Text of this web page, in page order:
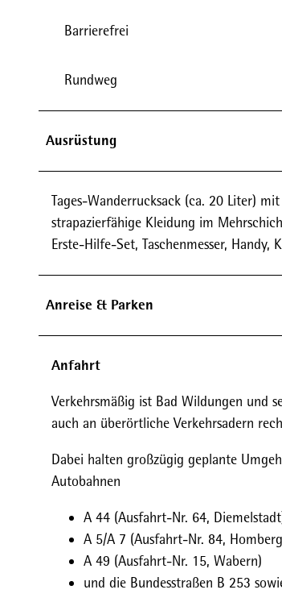
Barrierefrei
Rundweg
Ausrüstung
Tages-Wanderrucksack (ca. 20 Liter)
strapazierfähige Kleidung im
Erste-Hilfe-Set, Taschenmesser, Handy,
Anreise & Parken
Anfahrt
Verkehrsmäßig ist Bad Wildungen und
auch an überörtliche Verkehrsadern
Dabei halten großzügig geplante
Autobahnen
A 44 (Ausfahrt-Nr. 64,
A 5/A 7 (Ausfahrt-Nr. 84,
A 49 (Ausfahrt-Nr. 15, Wabern)
und die Bundesstraßen B 253